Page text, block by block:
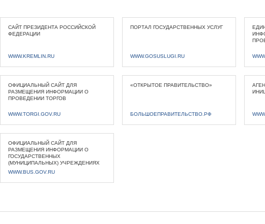
САЙТ ПРЕЗИДЕНТА РОССИЙСКОЙ
ФЕДЕРАЦИИ
WWW.KREMLIN.RU
ПОРТАЛ ГОСУДАРСТВЕННЫХ УСЛУГ
WWW.GOSUSLUGI.RU
ОФИЦИАЛЬНЫЙ САЙТ ДЛЯ
РАЗМЕЩЕНИЯ ИНФОРМАЦИИ О
ПРОВЕДЕНИИ ТОРГОВ
WWW.TORGI.GOV.RU
«ОТКРЫТОЕ ПРАВИТЕЛЬСТВО»
БОЛЬШОЕПРАВИТЕЛЬСТВО.РФ
ОФИЦИАЛЬНЫЙ САЙТ ДЛЯ
РАЗМЕЩЕНИЯ ИНФОРМАЦИИ О
ГОСУДАРСТВЕННЫХ
(МУНИЦИПАЛЬНЫХ) УЧРЕЖДЕНИЯХ
WWW.BUS.GOV.RU